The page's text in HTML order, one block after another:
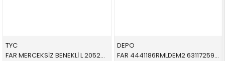
TYC
FAR MERCEKSİZ BENEKLİ L 205294086B 63128363495 63128363495 E36 H7 SOL 1995-1998
DEPO
FAR 4441186RMLDEM2 63117259524 63117259524 F30,F31 SAĞ 2013-2017